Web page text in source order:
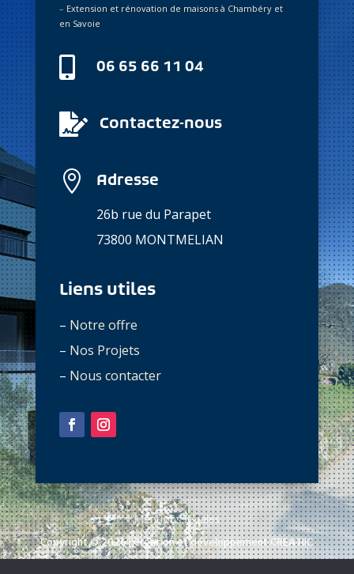
– Extension et rénovation de maisons à Chambéry et
en Savoie
 06 65 66 11 04
 Contactez-nous
 Adresse
26b rue du Parapet
73800 MONTMELIAN
Liens utiles
– Notre offre
– Nos Projets
– Nous contacter
Mentions légales
Copyright © 2026 | Création et développement CREATIIC